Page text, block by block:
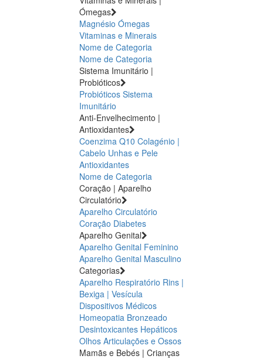
Ómegas
Magnésio Ómegas
Vitaminas e Minerais
Nome de Categoria
Nome de Categoria
Sistema Imunitário |
Probióticos
Probióticos Sistema
Imunitário
Anti-Envelhecimento |
Antioxidantes
Coenzima Q10 Colagénio |
Cabelo Unhas e Pele
Antioxidantes
Nome de Categoria
Coração | Aparelho
Circulatório
Aparelho Circulatório
Coração Diabetes
Aparelho Genital
Aparelho Genital Feminino
Aparelho Genital Masculino
Categorias
Aparelho Respiratório Rins |
Bexiga | Vesícula
Dispositivos Médicos
Homeopatia Bronzeado
Desintoxicantes Hepáticos
Olhos Articulações e Ossos
Mamãs e Bebés | Crianças